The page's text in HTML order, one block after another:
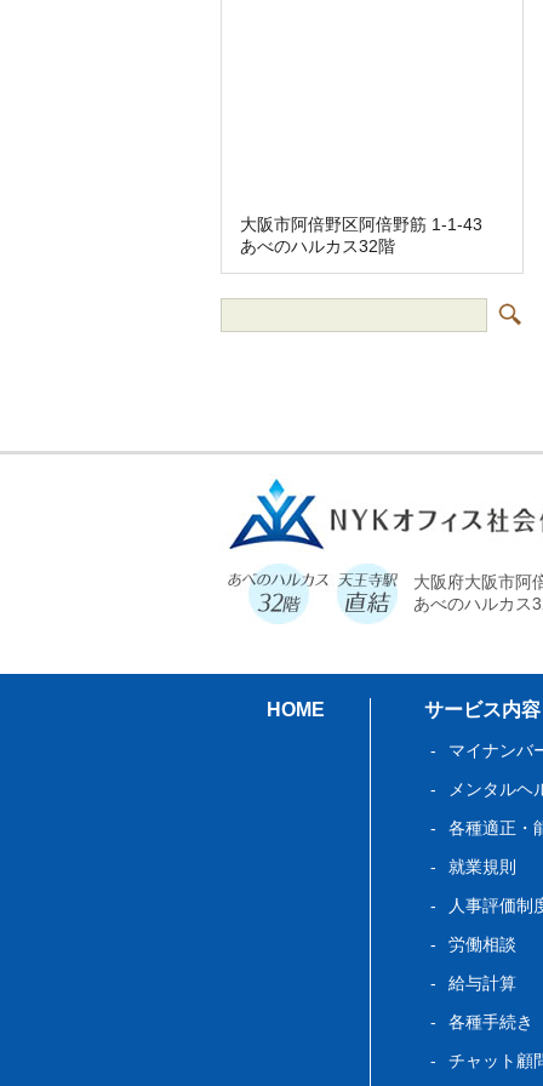
大阪市阿倍野区阿倍野筋 1-1-43
あべのハルカス32階
大阪府大阪市阿
あべのハルカス
HOME サービス内容
マイナンバ
メンタルヘ
各種適正・
就業規則
人事評価制
労働相談
給与計算
各種手続き
チャット顧